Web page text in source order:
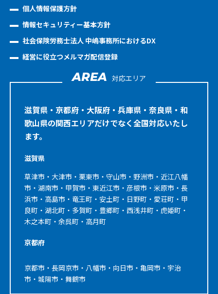
個人情報保護方針
情報セキュリティー基本方針
社会保険労務士法人 中嶋事務所におけるDX
経営に役立つメルマガ配信登録
AREA 対応エリア
滋賀県・京都府・大阪府・兵庫県・奈良県・和
歌山県の関西エリアだけでなく全国対応いたし
ます。
滋賀県
草津市・大津市・栗東市・守山市・野洲市・近江八幡
市・湖南市・甲賀市・東近江市・彦根市・米原市・長
浜市・高島市・竜王町・安土町・日野町・愛荘町・甲
良町・湖北町・多賀町・豊郷町・西浅井町・虎姫町・
木之本町・余呉町・高月町
京都府
京都市・長岡京市・八幡市・向日市・亀岡市・宇治
市・城陽市・舞鶴市